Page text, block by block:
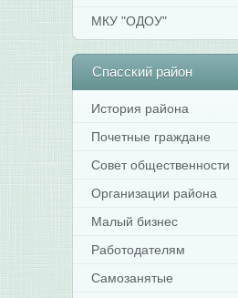
МКУ "ОДОУ"
Спасскийрайон
История района
Почетные граждане
Совет общественности
Организации района
Малый бизнес
Работодателям
Самозанятые